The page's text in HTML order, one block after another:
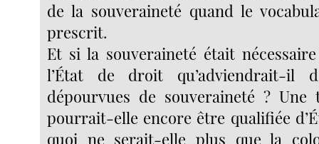
de la souveraineté quand le
prescrit.
Et si la souveraineté était
l’État de droit qu’adviendrait-il
dépourvues de souveraineté ? Une
pourrait-elle encore être qualifiée
quoi ne serait-elle plus que la